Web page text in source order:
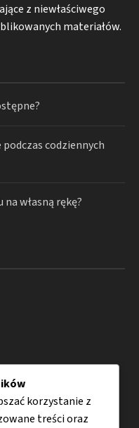
z niewłaściwego
materiałów.
codziennych
własną rękę?
korzystanie z
treści oraz